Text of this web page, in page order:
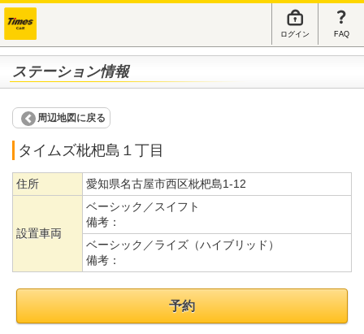
ログイン FAQ
ステーション情報
周辺地図に戻る
タイムズ枇杷島１丁目
住所 愛知県名古屋市西区枇杷島1-12
設置車両
ベーシック／スイフト
備考：
ベーシック／ライズ（ハイブリッド）
備考：
予約